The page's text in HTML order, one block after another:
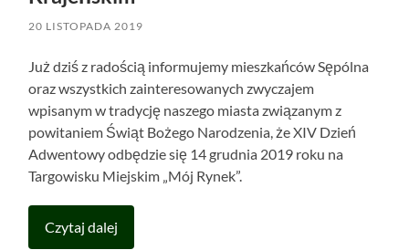
20 LISTOPADA 2019
Już dziś z radością informujemy mieszkańców Sępólna
oraz wszystkich zainteresowanych zwyczajem
wpisanym w tradycję naszego miasta związanym z
powitaniem Świąt Bożego Narodzenia, że XIV Dzień
Adwentowy odbędzie się 14 grudnia 2019 roku na
Targowisku Miejskim „Mój Rynek”.
Czytaj dalej